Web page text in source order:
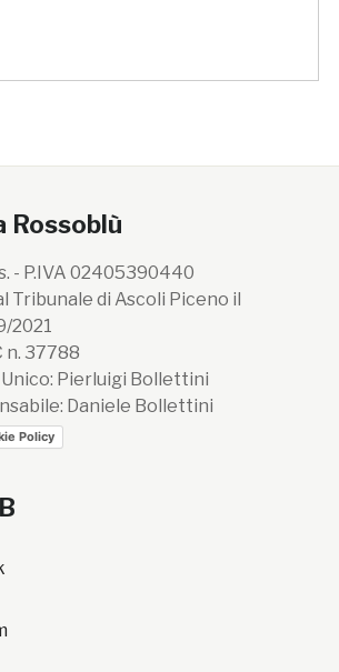
Rossoblù
- P.IVA 02405390440
Tribunale di Ascoli Piceno il
2021
n. 37788
Pierluigi Bollettini
Daniele Bollettini
Policy